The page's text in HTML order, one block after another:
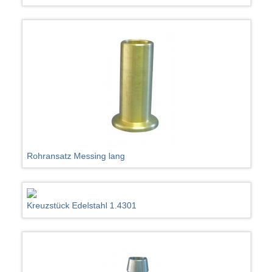
Rohransatz Messing lang
Kreuzstück Edelstahl 1.4301